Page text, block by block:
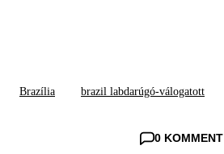
Brazília brazil labdarúgó-válogatott
0 KOMMENT